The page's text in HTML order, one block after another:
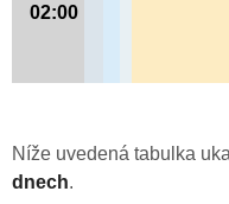
02:00
Níže uvedená tabulka
dnech.